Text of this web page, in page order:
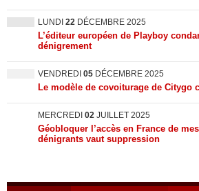
LUNDI 22 DÉCEMBRE 2025
L’éditeur européen de Playboy
dénigrement
VENDREDI 05 DÉCEMBRE 2025
Le modèle de covoiturage de Citygo
MERCREDI 02 JUILLET 2025
Géobloquer l’accès en France de
dénigrants vaut suppression